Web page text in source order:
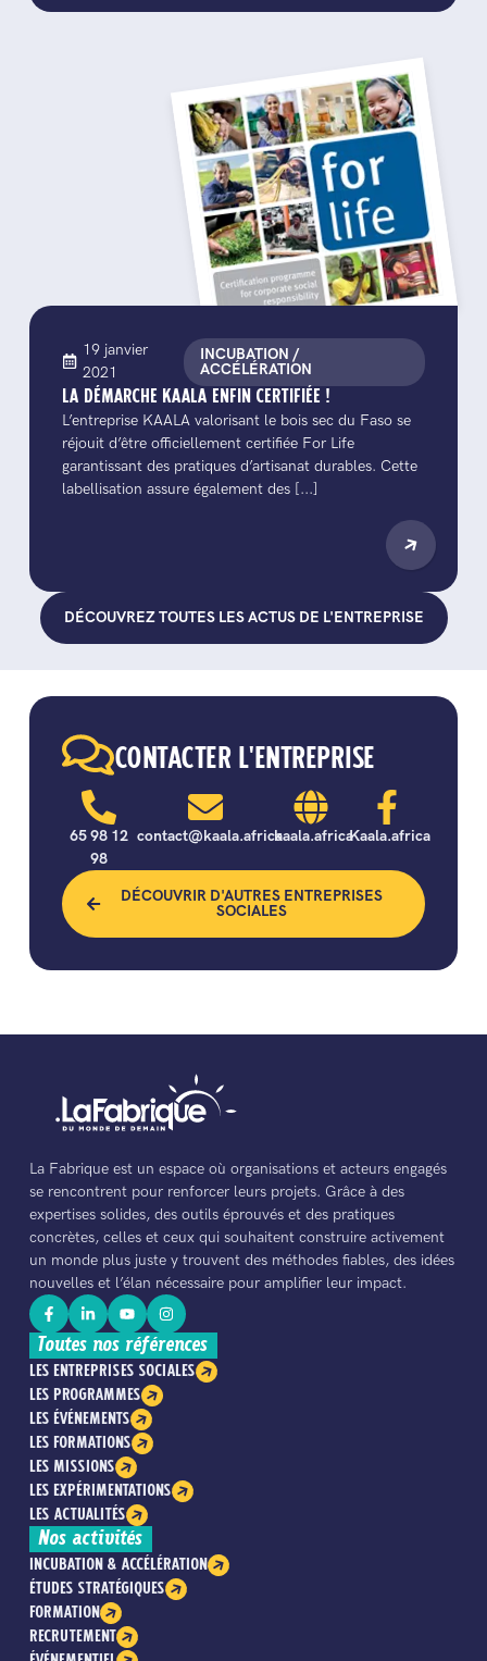
19 janvier
2021
INCUBATION /
ACCÉLÉRATION
LA DÉMARCHE KAALA ENFIN CERTIFIÉE !
L’entreprise KAALA valorisant le bois sec du Faso se
réjouit d’être officiellement certifiée For Life
garantissant des pratiques d’artisanat durables. Cette
labellisation assure également des [...]
DÉCOUVREZ TOUTES LES ACTUS DE L'ENTREPRISE
CONTACTER L'ENTREPRISE
65 98 12
98
contact@kaala.africakaala.africaKaala.africa
DÉCOUVRIR D'AUTRES ENTREPRISES
SOCIALES
La Fabrique est un espace où organisations et acteurs engagés
se rencontrent pour renforcer leurs projets. Grâce à des
expertises solides, des outils éprouvés et des pratiques
concrètes, celles et ceux qui souhaitent construire activement
un monde plus juste y trouvent des méthodes fiables, des idées
nouvelles et l’élan nécessaire pour amplifier leur impact.
Toutes nos références
LES ENTREPRISES SOCIALES
LES PROGRAMMES
LES ÉVÉNEMENTS
LES FORMATIONS
LES MISSIONS
LES EXPÉRIMENTATIONS
LES ACTUALITÉS
Nos activités
INCUBATION & ACCÉLÉRATION
ÉTUDES STRATÉGIQUES
FORMATION
RECRUTEMENT